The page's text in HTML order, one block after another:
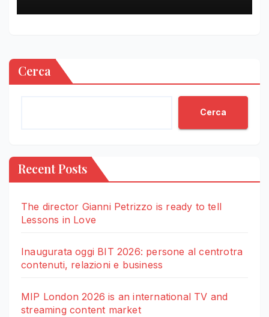
Cerca
Cerca
Recent Posts
The director Gianni Petrizzo is ready to tell
Lessons in Love
Inaugurata oggi BIT 2026: persone al centrotra
contenuti, relazioni e business
MIP London 2026 is an international TV and
streaming content market